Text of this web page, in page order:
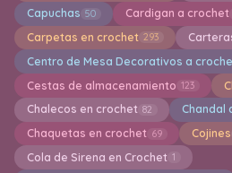
Capuchas 50 Cardigan a crochet
Carpetas en crochet 293
Centro de Mesa Decorativos a
Cestas de almacenamiento 123
Chalecos en crochet 82 Chandal
Chaquetas en crochet 69 Cojines
Cola de Sirena en Crochet 1